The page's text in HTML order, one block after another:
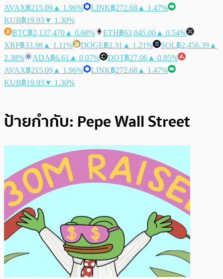
AVAX฿215.09 ▲ 1.96% LINK฿272.68 ▲ 1.47%
KUB฿19.93▼ 1.30%
BTC฿2,137,470 ▲ 0.68% ETH฿63,045.00 ▲ 0.54%
XRP฿33.98 ▲ 1.11% DOGE฿2.31 ▲ 1.21% SOL฿2,456.39 ▲
2.38%
ADA฿6.61 ▲ 0.07% DOT฿27.06 ▲ 0.85%
AVAX฿215.09 ▲ 1.96% LINK฿272.68 ▲ 1.47%
KUB฿19.93▼ 1.30%
ป้ายกำกับ: Pepe Wall Street